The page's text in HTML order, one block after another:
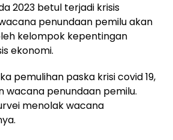
2023 betul terjadi krisis
penundaan pemilu akan
kelompok kepentingan
ekonomi.
pemulihan paska krisi covid 19,
wacana penundaan pemilu.
menolak wacana